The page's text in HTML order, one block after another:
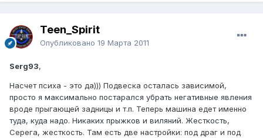
Teen_Spirit
Опубликовано 19 Марта 2011
Serg93,
Насчет психа - это да))) Подвеска осталась зависимой,
просто я максимально постарался убрать негативные явления
вроде прыгающей задницы и т.п. Теперь машина едет именно
туда, куда надо. Никаких прыжков и виляний. Жесткость,
Серега, жесткость. Там есть две настройки: под драг и под